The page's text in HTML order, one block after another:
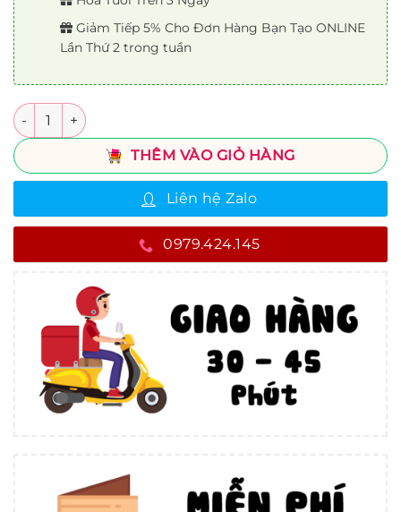
Giảm Tiếp 5% Cho Đơn Hàng Bạn Tạo ONLINE
Lần Thứ 2 trong tuần
Số lượng
THÊM VÀO GIỎ HÀNG
Liên hệ Zalo
0979.424.145